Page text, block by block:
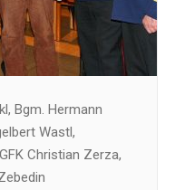
Bgm. Hermann
Wastl,
Christian Zerza,